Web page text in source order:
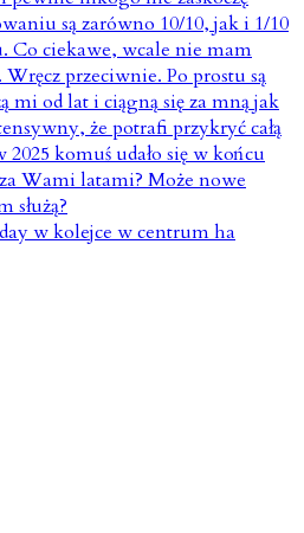
w kolejce w centrum ha